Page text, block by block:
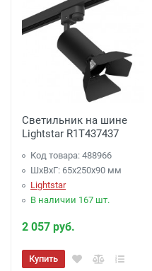
Светильник на шине
Lightstar R1T437437
Код товара: 488966
ШхВхГ: 65x250x90 мм
Lightstar
В наличии 167 шт.
2 057 руб.
Купить